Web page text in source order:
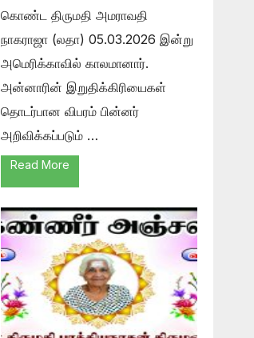
கொண்ட திருமதி அமராவதி
நாகராஜா (லதா) 05.03.2026 இன்று
அமெரிக்காவில் காலமானார்.
அன்னாரின் இறுதிக்கிரியைகள்
தொடர்பான விபரம் பின்னர்
அறிவிக்கப்படும் …
Read More